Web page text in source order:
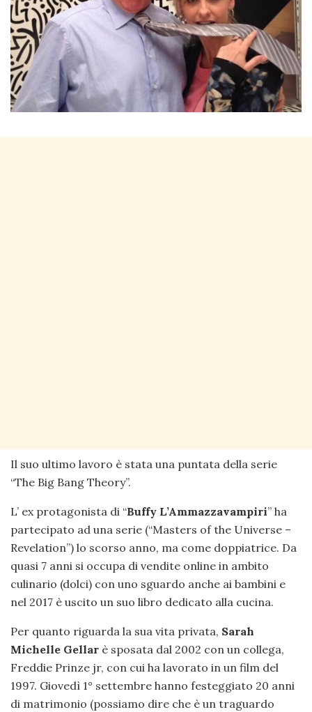
Il suo ultimo lavoro è stata una puntata della serie
“The Big Bang Theory”.
L’ ex protagonista di “Buffy L’Ammazzavampiri” ha
partecipato ad una serie (“Masters of the Universe –
Revelation”) lo scorso anno, ma come doppiatrice. Da
quasi 7 anni si occupa di vendite online in ambito
culinario (dolci) con uno sguardo anche ai bambini e
nel 2017 è uscito un suo libro dedicato alla cucina.
Per quanto riguarda la sua vita privata, Sarah
Michelle Gellar è sposata dal 2002 con un collega,
Freddie Prinze jr, con cui ha lavorato in un film del
1997. Giovedì 1° settembre hanno festeggiato 20 anni
di matrimonio (possiamo dire che è un traguardo